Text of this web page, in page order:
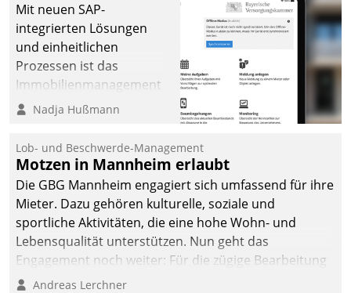
Mit neuen SAP-
integrierten Lösungen
und einheitlichen
Prozessen ist das
Immobilienmanagement
der Bayerischen
Ressort Kapitalanlage für
künftige Aufgaben und
Herausforderungen
gerüstet.
Nadja Hußmann
Lob- und Beschwerde-Management
Motzen in Mannheim erlaubt
Die GBG Mannheim engagiert sich umfassend für ihre
Mieter. Dazu gehören kulturelle, soziale und
sportliche Aktivitäten, die eine hohe Wohn- und
Lebensqualität unterstützen. Nun geht das
Engagement noch weiter: Für die zügige Bearbeitung
von Beschwerden – oder Lob – richtet das
Andreas Lerchner